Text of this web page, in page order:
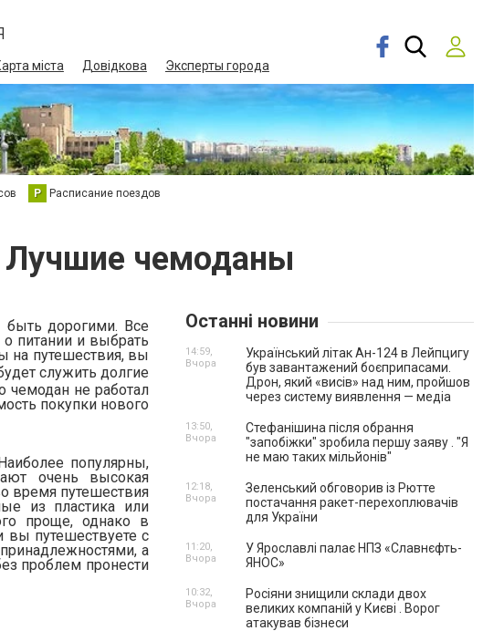
міста Довідкова Эксперты города
Р Расписание поездов
Лучшие чемоданы
дорогими. Все
питании и выбрать
на путешествия, вы
служить долгие
чемодан не работал
покупки нового
популярны,
очень высокая
время путешествия
из пластика или
проще, однако в
вы путешествуете с
а
проблем пронести
Останні новини
Український літак Ан-124 в Лейпцигу
був завантажений боєприпасами.
Дрон, який «висів» над ним, пройшов
через систему виявлення — медіа
14:59,
Вчора
Стефанішина після обрання
"запобіжки" зробила першу заяву . "Я
не маю таких мільйонів"
13:50,
Вчора
Зеленський обговорив із Рютте
постачання ракет-перехоплювачів
для України
12:18,
Вчора
У Ярославлі палає НПЗ «Славнєфть-
ЯНОС»
11:20,
Вчора
Росіяни знищили склади двох
великих компаній у Києві . Ворог
атакував бізнеси
10:32,
Вчора